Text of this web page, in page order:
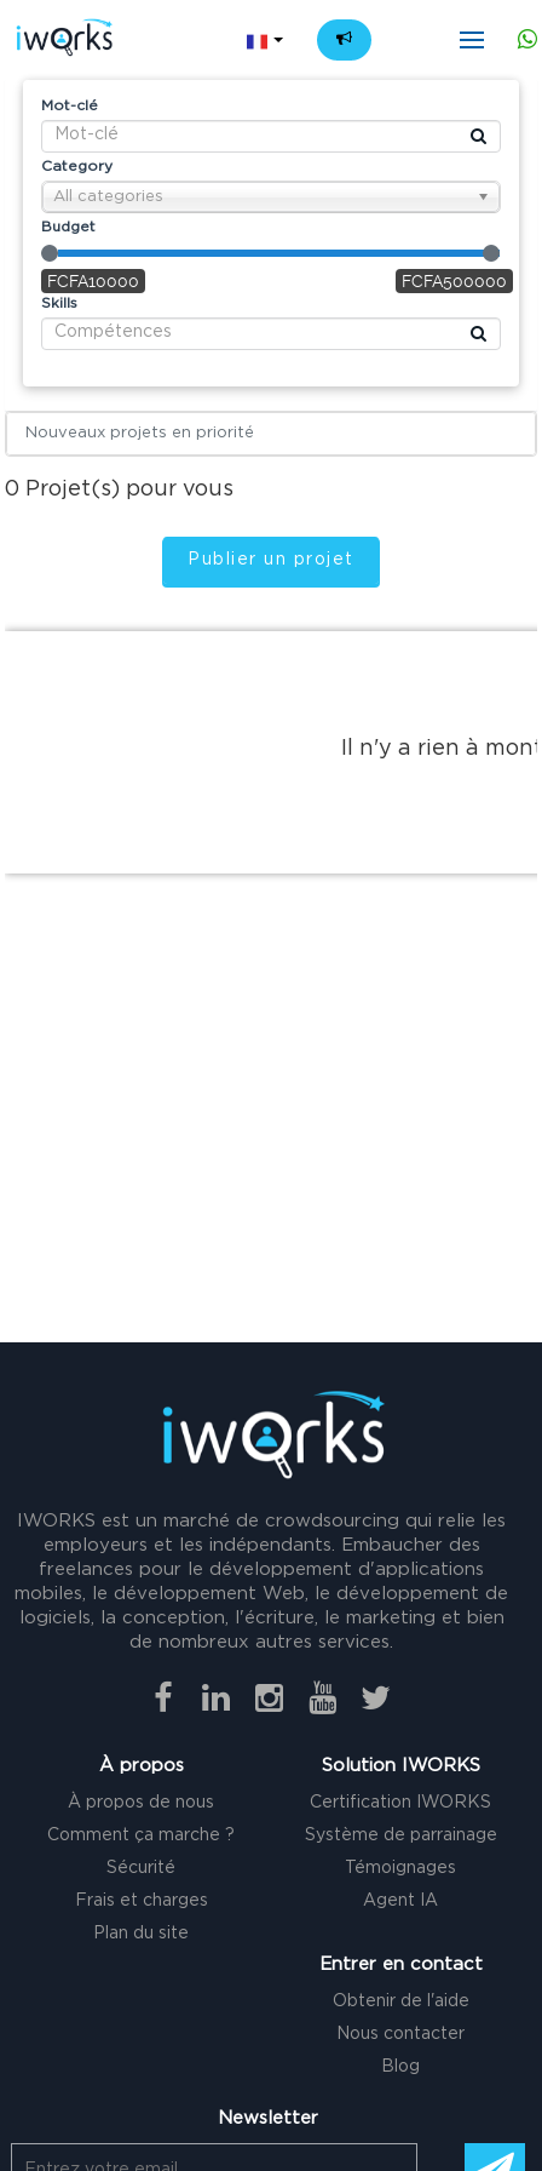
FR
Mot-clé
Category
All categories
Budget
FCFA10000 FCFA500000
Skills
Nouveaux projets en priorité
0 Projet(s) pour vous
Publier un projet
Il n'y a rien à
IWORKS est un marché de crowdsourcing qui relie les
employeurs et les indépendants. Embaucher des
freelances pour le développement d'applications
mobiles, le développement Web, le développement de
logiciels, la conception, l'écriture, le marketing et bien
de nombreux autres services.
À propos
À propos de nous
Comment ça marche ?
Sécurité
Frais et charges
Plan du site
Solution IWORKS
Certification IWORKS
Système de parrainage
Témoignages
Agent IA
Entrer en contact
Obtenir de l'aide
Nous contacter
Blog
Newsletter